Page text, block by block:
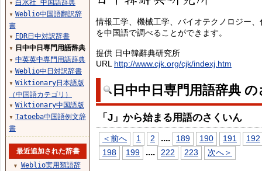
情報工学、機械工学、バイオテクノロジー
を中国語で調べることができます。
提供 日中韓辭典研究所
URL http://www.cjk.org/cjk/indexj.htm
日中中日専門用語辞典
「J」から始まる用語のさくいん
＜前へ 1 2 .... 189 190 191
192
198
199 .... 222 223 次へ＞
▼ 白水社 中国語辞典
▼ Weblio中国語翻訳辞
書
▼ EDR日中対訳辞書
▼ 日中中日専門用語辞典
▼ 中英英中専門用語辞典
▼ Weblio中日対訳辞書
▼ Wiktionary日本語版
（中国語カテゴリ）
▼ Wiktionary中国語版
▼ Tatoeba中国語例文辞
書
最近追加された辞書
▼
Weblio実用類語辞